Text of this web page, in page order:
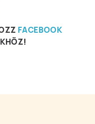
FACEBOOK